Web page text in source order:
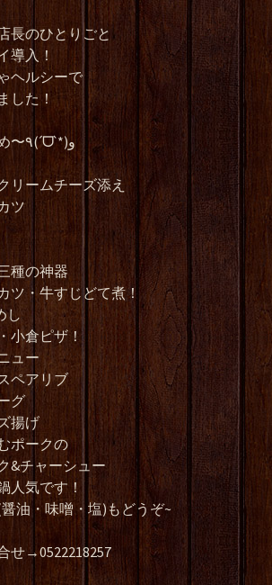
長のひとりごと
導入！
ヘルシーで
した！
本日のおすすめ〜٩(ˊᗜˋ*)و
リームチーズ添え
ツ
種の神器
ツ・牛すじどて煮！
し
小倉ピザ！
ュー
ペアリブ
グ
揚げ
ポークの
&チャーシュー
人気です！
油・味噌・塩)もどうぞ~
せ→0522218257